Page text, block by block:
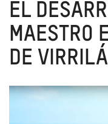
EL
MAESTRO
DE